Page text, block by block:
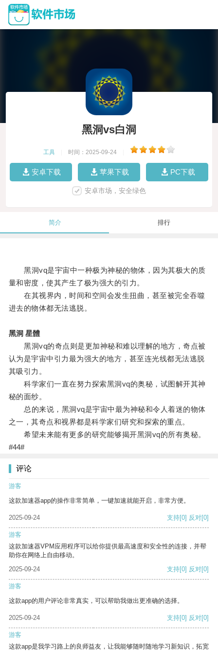
黑洞vs白洞
工具 时间：2025-09-24
安卓下载 苹果下载 PC下载
安卓市场，安全绿色
简介 排行
黑洞vq是宇宙中一种极为神秘的物体，因为其极大的质
量和密度，使其产生了极为强大的引力。
在其视界内，时间和空间会发生扭曲，甚至被完全吞噬
进去的物体都无法逃脱。
黑洞 星體
黑洞vq的奇点则是更加神秘和难以理解的地方，奇点被
认为是宇宙中引力最为强大的地方，甚至连光线都无法逃脱
其吸引力。
科学家们一直在努力探索黑洞vq的奥秘，试图解开其神
秘的面纱。
总的来说，黑洞vq是宇宙中最为神秘和令人着迷的物体
之一，其奇点和视界都是科学家们研究和探索的重点。
希望未来能有更多的研究能够揭开黑洞vq的所有奥秘。
#44#
评论
游客
这款加速器app的操作非常简单，一键加速就能开启，非常方便。
2025-09-24 支持[0] 反对[0]
游客
这款加速器VPM应用程序可以给你提供最高速度和安全性的连接，并帮
助你在网络上自由移动。
2025-09-24
支持[0] 反对[0]
游客
这款app的用户评论非常真实，可以帮助我做出更准确的选择。
2025-09-24 支持[0] 反对[0]
游客
这款app是我学习路上的良师益友，让我能够随时随地学习新知识，拓宽